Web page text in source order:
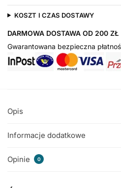
KOSZT I CZAS DOSTAWY
DARMOWA DOSTAWA OD 200 ZŁ
Gwarantowana bezpieczna
Opis
Informacje dodatkowe
Opinie 0